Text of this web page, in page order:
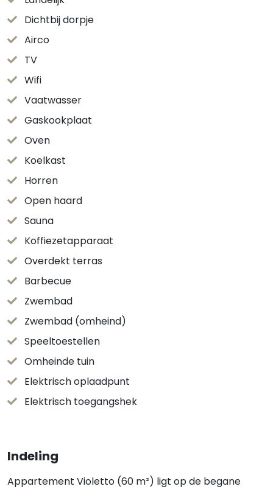
Dichtbij dorpje
Airco
TV
Wifi
Vaatwasser
Gaskookplaat
Oven
Koelkast
Horren
Open haard
Sauna
Koffiezetapparaat
Overdekt terras
Barbecue
Zwembad
Zwembad (omheind)
Speeltoestellen
Omheinde tuin
Elektrisch oplaadpunt
Elektrisch toegangshek
Indeling
Appartement Violetto (60 m²) ligt op de begane